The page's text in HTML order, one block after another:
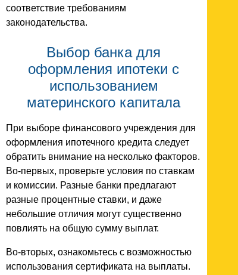
соответствие требованиям
законодательства.
Выбор банка для
оформления ипотеки с
использованием
материнского капитала
При выборе финансового учреждения для
оформления ипотечного кредита следует
обратить внимание на несколько факторов.
Во-первых, проверьте условия по ставкам
и комиссии. Разные банки предлагают
разные процентные ставки, и даже
небольшие отличия могут существенно
повлиять на общую сумму выплат.
Во-вторых, ознакомьтесь с возможностью
использования сертификата на выплаты.